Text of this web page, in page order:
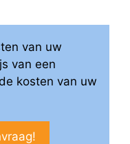
van uw
van een
kosten van uw